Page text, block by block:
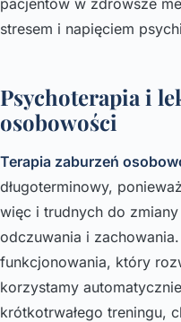
stresem i napięciem
Psychoterapia i
osobowości
Terapia zaburzeń
długoterminowy,
więc i trudnych do
odczuwania i
funkcjonowania, który
korzystamy
krótkotrwałego treningu,